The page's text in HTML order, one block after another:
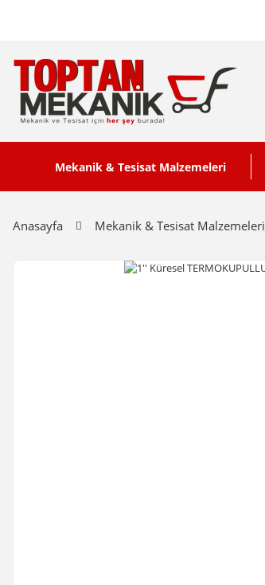
Mekanik & Tesisat Malzemeleri
Anasayfa Mekanik & Tesisat Malzemeleri